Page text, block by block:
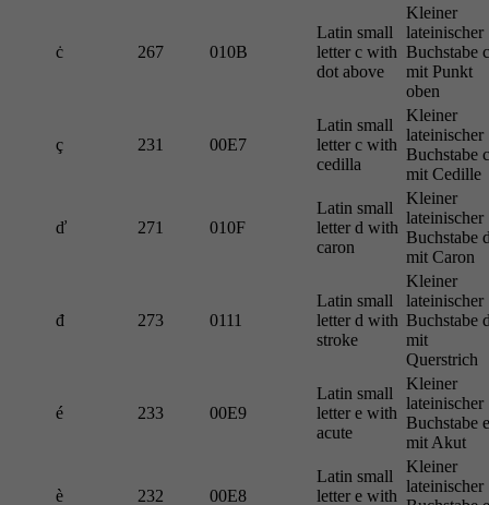
ċ 267 010B
Latin small
letter c with
dot above
Kleiner
lateinischer
Buchstabe c
mit Punkt
oben
ç 231 00E7
Latin small
letter c with
cedilla
Kleiner
lateinischer
Buchstabe c
mit Cedille
ď 271 010F
Latin small
letter d with
caron
Kleiner
lateinischer
Buchstabe
mit Caron
đ 273 0111
Latin small
letter d with
stroke
Kleiner
lateinischer
Buchstabe
mit
Querstrich
é 233 00E9
Latin small
letter e with
acute
Kleiner
lateinischer
Buchstabe e
mit Akut
è 232 00E8
Latin small
letter e with
Kleiner
lateinischer